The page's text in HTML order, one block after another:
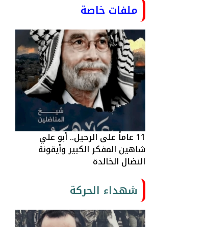
ملفات خاصة
11 عاماً على الرحيل.. أبو علي
شاهين المفكر الكبير وأيقونة
النضال الخالدة
شهداء الحركة